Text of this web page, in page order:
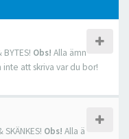
Obs! Alla ämn
att skriva var du bor!
Obs! Alla ä